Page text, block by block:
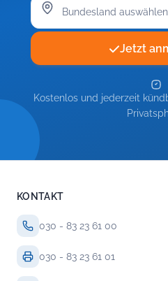
Jetzt
Kostenlos und jederzeit
KONTAKT
030 - 83 23 61 00
030 - 83 23 61 01